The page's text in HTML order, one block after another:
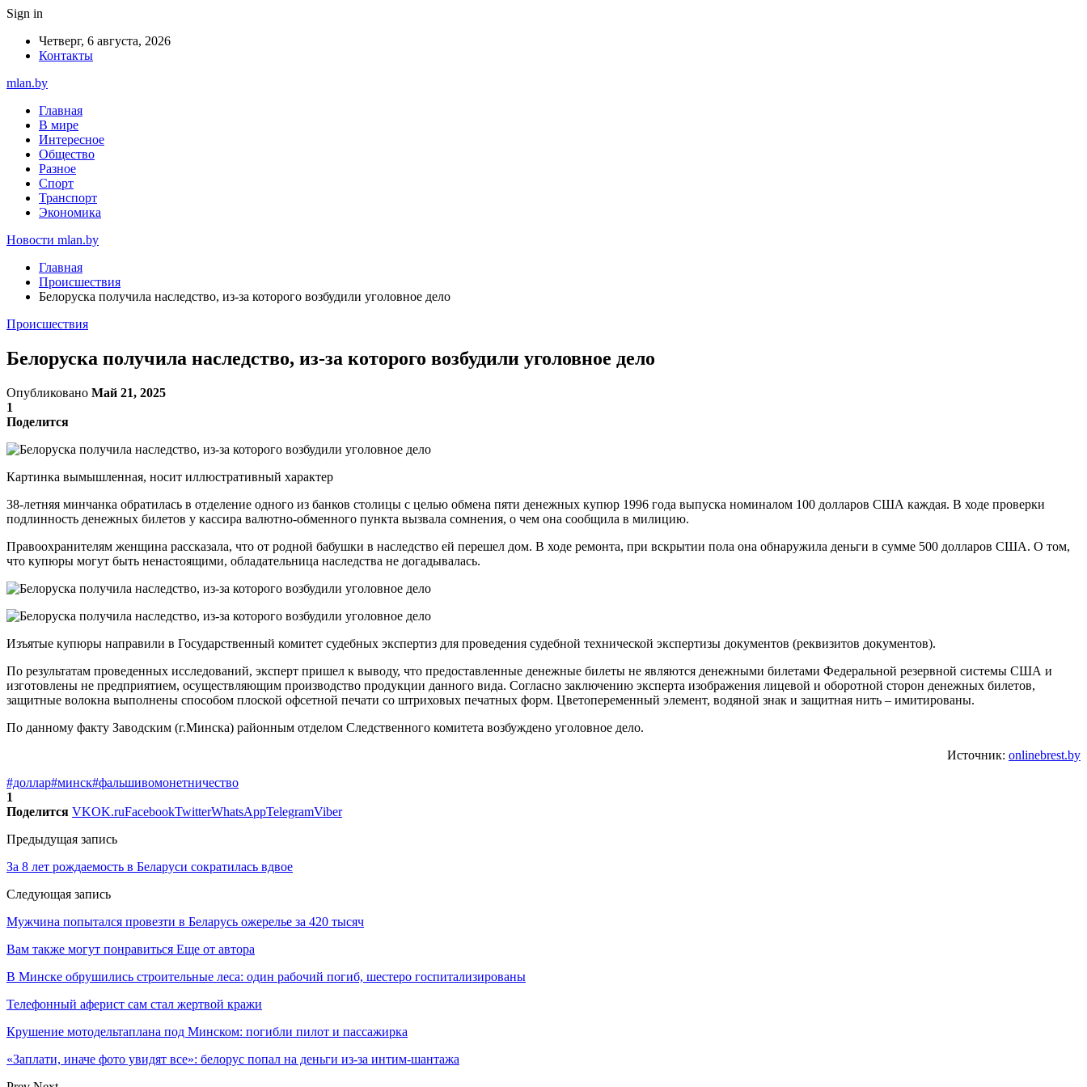
Sign in
Четверг, 6 августа, 2026
Контакты
mlan.by
Главная
В мире
Интересное
Общество
Разное
Спорт
Транспорт
Экономика
Новости mlan.by
Главная
Происшествия
Белоруска получила наследство, из-за которого возбудили уголовное дело
Происшествия
Белоруска получила наследство, из-за которого возбудили уголовное дело
Опубликовано Май 21, 2025
1
Поделится
Картинка вымышленная, носит иллюстративный характер
38-летняя минчанка обратилась в отделение одного из банков столицы с целью обмена пяти денежных купюр 1996 года выпуска номиналом 100 долларов США каждая. В ходе проверки
подлинность денежных билетов у кассира валютно-обменного пункта вызвала сомнения, о чем она сообщила в милицию.
Правоохранителям женщина рассказала, что от родной бабушки в наследство ей перешел дом. В ходе ремонта, при вскрытии пола она обнаружила деньги в сумме 500 долларов США. О том,
что купюры могут быть ненастоящими, обладательница наследства не догадывалась.
Изъятые купюры направили в Государственный комитет судебных экспертиз для проведения судебной технической экспертизы документов (реквизитов документов).
По результатам проведенных исследований, эксперт пришел к выводу, что предоставленные денежные билеты не являются денежными билетами Федеральной резервной системы США и
изготовлены не предприятием, осуществляющим производство продукции данного вида. Согласно заключению эксперта изображения лицевой и оборотной сторон денежных билетов,
защитные волокна выполнены способом плоской офсетной печати со штриховых печатных форм. Цветопеременный элемент, водяной знак и защитная нить – имитированы.
По данному факту Заводским (г.Минска) районным отделом Следственного комитета возбуждено уголовное дело.
Источник: onlinebrest.by
#доллар#минск#фальшивомонетничество
1
Поделится VKOK.ruFacebookTwitterWhatsAppTelegramViber
Предыдущая запись
За 8 лет рождаемость в Беларуси сократилась вдвое
Следующая запись
Мужчина попытался провезти в Беларусь ожерелье за 420 тысяч
Вам также могут понравиться Еще от автора
В Минске обрушились строительные леса: один рабочий погиб, шестеро госпитализированы
Телефонный аферист сам стал жертвой кражи
Крушение мотодельтаплана под Минском: погибли пилот и пассажирка
«Заплати, иначе фото увидят все»: белорус попал на деньги из-за интим-шантажа